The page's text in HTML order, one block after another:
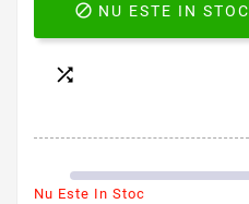
 NU ESTE IN STOC

Nu Este In Stoc